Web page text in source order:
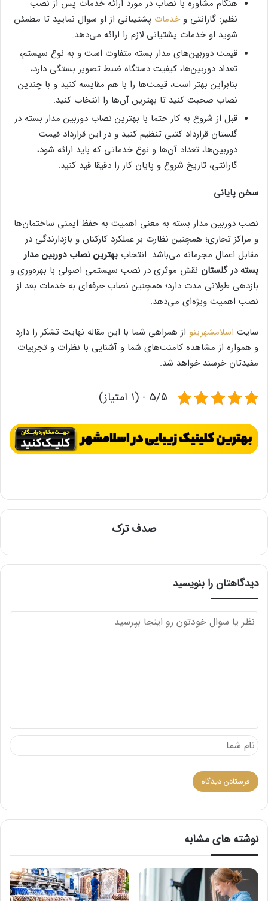
هنگام مشاوره با نصاب در مورد ارائه خدمات پس از نصب
نظیر: گارانتی و خدمات پشتیبانی از او سوال نمایید تا مطمئن
شوید او خدمات پشتیانی لازم را ارائه می‌دهد.
قیمت دوربین‌های مدار بسته متفاوت است و به نوع سیستم،
تعداد دوربین‌ها، کیفیت دستگاه ضبط تصویر بستگی دارد،
بنابراین بهتر است، قیمت‌ها را با هم مقایسه کنید و با چندین
نصاب صحبت کنید تا بهترین آن‌ها را انتخاب کنید.
قبل از شروع به کار حتما با بهترین نصاب دوربین مدار بسته در
گلستان قرارداد کتبی تنظیم کنید و در این قرارداد قیمت
دوربین‌ها، تعداد آن‌ها و نوع خدماتی که باید ارائه شود،
گارانتی، تاریخ شروع و پایان کار را دقیقا قید کنید.
سخن پایانی
نصب دوربین مدار بسته به معنی اهمیت به حفظ ایمنی ساختمان‌ها
و مراکز تجاری؛ همچنین نظارت بر عملکرد کارکنان و بازدارندگی در
مقابل اعمال مجرمانه می‌باشد. انتخاب بهترین نصاب دوربین مدار
بسته در گلستان نقش موثری در نصب سیستمی اصولی با بهره‌وری و
بازدهی طولانی مدت دارد؛ همچنین نصاب حرفه‌ای به خدمات بعد از
نصب اهمیت ویژه‎‌ای می‌دهد.
سایت اسلامشهرینو از همراهی شما با این مقاله نهایت تشکر را دارد
و همواره از مشاهده کامنت‌های شما و آشنایی با نظرات و تجربیات
مفیدتان خرسند خواهد شد.
5/5 - (1 امتیاز)
صدف ترک
دیدگاهتان را بنویسید
نوشته های مشابه